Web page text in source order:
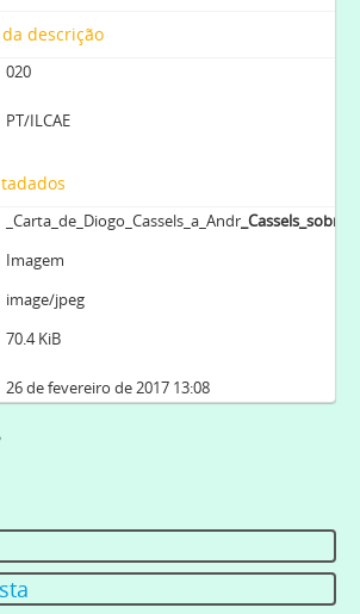
descrição
020
PT/ILCAE
_Carta_de_Diogo_Cassels_a_Andr
Imagem
image/jpeg
70.4 KiB
26 de fevereiro de 2017 13:08